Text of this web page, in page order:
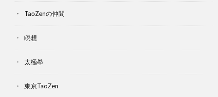
TaoZenの仲間
瞑想
太極拳
東京TaoZen